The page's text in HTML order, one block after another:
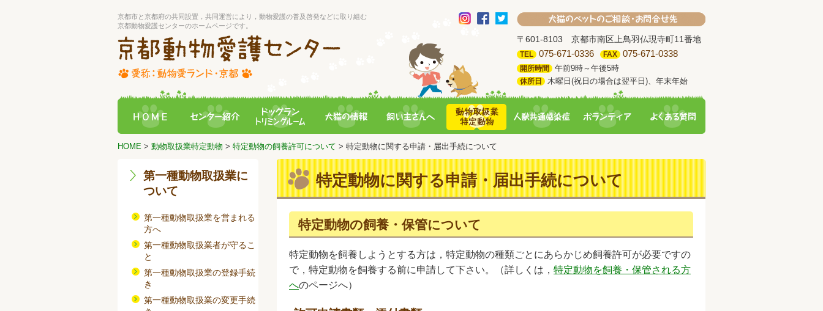
京都市と京都府の共同設置，共同運営により，動物愛護の普及啓発などに取り組む
京都動物愛護センターのホームページです。
〒601-8103 京都市南区上鳥羽仏現寺町11番地
TEL 075-671-0336 FAX 075-671-0338
開所時間 午前9時～午後5時
休所日 木曜日(祝日の場合は翌平日)、年末年始
HOME > 動物取扱業特定動物 > 特定動物の飼養許可について > 特定動物に関する申請・届出手続について
第一種動物取扱業に
ついて
第一種動物取扱業を営まれる
方へ
第一種動物取扱業者が守るこ
と
第一種動物取扱業の登録手続
き
第一種動物取扱業の変更手続
特定動物に関する申請・届出手続について
特定動物の飼養・保管について
特定動物を飼養しようとする方は，特定動物の種類ごとにあらかじめ飼養許可が必要ですの
で，特定動物を飼養する前に申請して下さい。（詳しくは， 特定動物を飼養・保管される方
へのページへ）